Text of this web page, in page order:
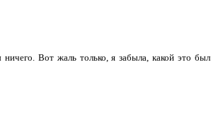
Вот жаль только, я забыла, какой это был